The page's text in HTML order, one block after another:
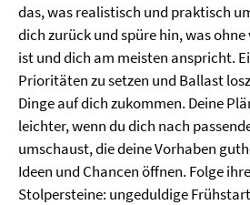
das, was realistisch und praktisch
dich zurück und spüre hin, was
ist und dich am meisten anspricht.
Prioritäten zu setzen und Ballast
Dinge auf dich zukommen. Deine
leichter, wenn du dich nach
umschaust, die deine Vorhaben
Ideen und Chancen öffnen. Folge
Stolpersteine: ungeduldige